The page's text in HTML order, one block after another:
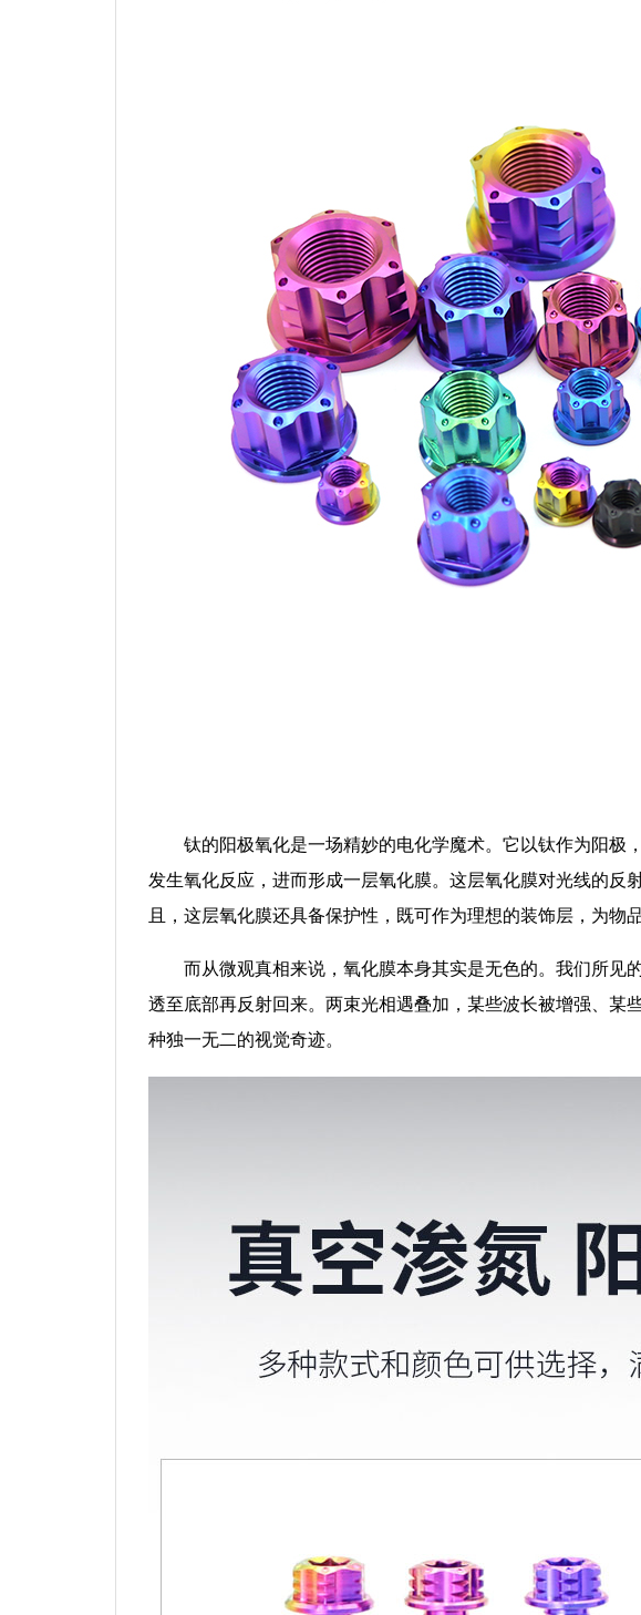
钛的阳极氧化是一场精妙的电化学魔术。它以钛作为阳极
发生氧化反应，进而形成一层氧化膜。这层氧化膜对光线的
且，这层氧化膜还具备保护性，既可作为理想的装饰层，为物
而从微观真相来说，氧化膜本身其实是无色的。我们所见
透至底部再反射回来。两束光相遇叠加，某些波长被增强、
种独一无二的视觉奇迹。